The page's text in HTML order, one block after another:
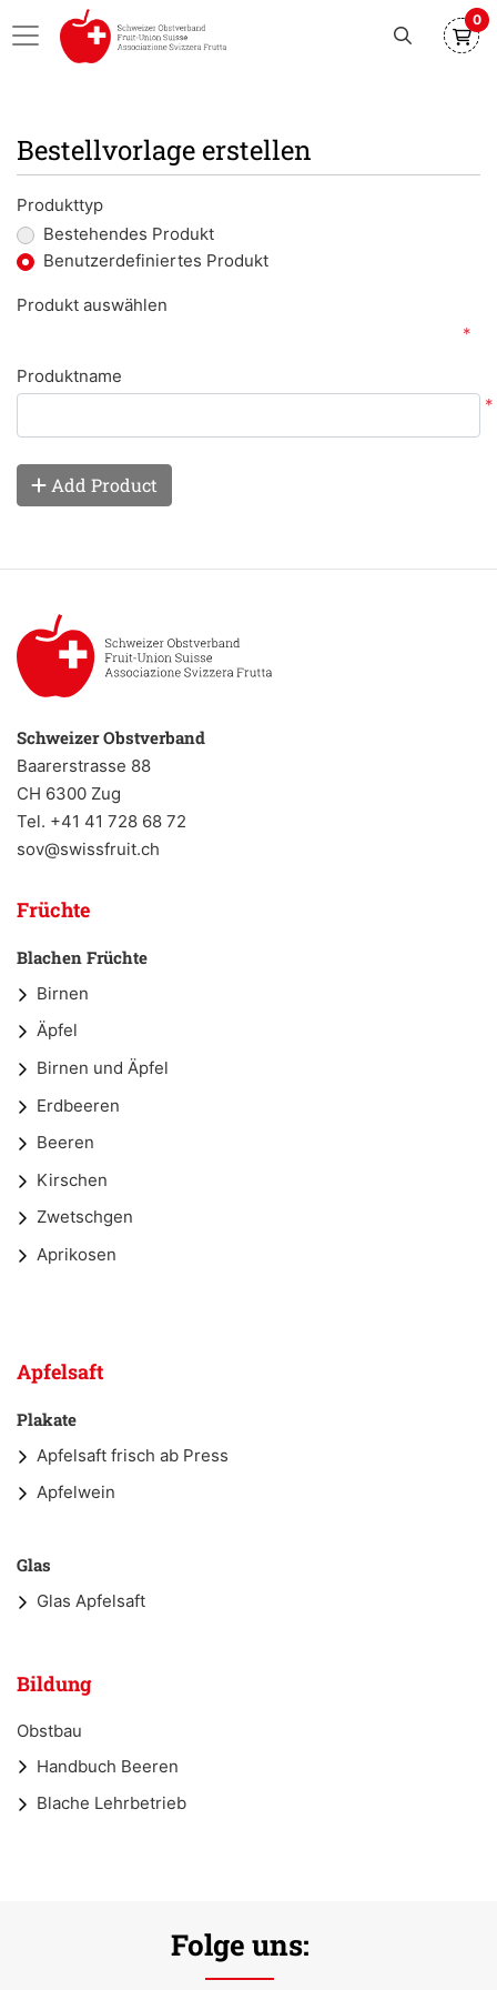
0
Bestellvorlage erstellen
Produkttyp
Bestehendes Produkt
Benutzerdefiniertes Produkt
Produkt auswählen
*
Produktname
*
Add Product
Schweizer Obstverband
Baarerstrasse 88
CH 6300 Zug
Tel. +41 41 728 68 72
sov@swissfruit.ch
Früchte
Blachen Früchte
Birnen
Äpfel
Birnen und Äpfel
Erdbeeren
Beeren
Kirschen
Zwetschgen
Aprikosen
Apfelsaft
Plakate
Apfelsaft frisch ab Press
Apfelwein
Glas
Glas Apfelsaft
Bildung
Obstbau
Handbuch Beeren
Blache Lehrbetrieb
Folge uns: